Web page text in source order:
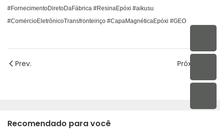
#FornecimentoDiretoDaFábrica #ResinaEpóxi #aikusu
#ComércioEletrônicoTransfronteiriço #CapaMagnéticaEpóxi #GEO
Prev. Próximo
Recomendado para você